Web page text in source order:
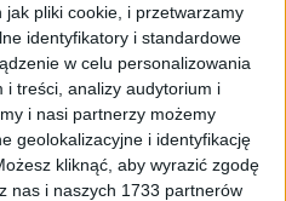
pliki cookie, i przetwarzamy
identyfikatory i standardowe
w celu personalizowania
i treści, analizy audytorium i
i nasi partnerzy możemy
geolokalizacyjne i identyfikację
kliknąć, aby wyrazić zgodę
nas i naszych 1733 partnerów
wału środkowego
zł